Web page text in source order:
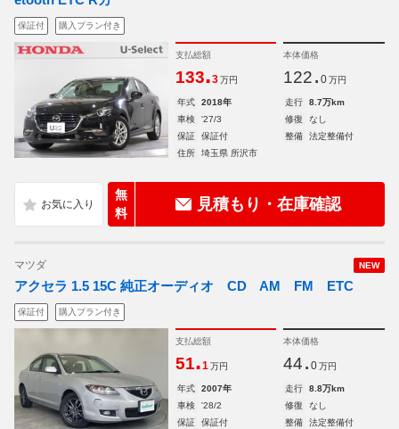
保証付 購入プラン付き
支払総額
133.3 万円
本体価格
122. 0 万円
年式 2018年 走行
8.7万km
車検
'27/3 修復
なし
保証
保証付 整備
法定整備付
住所
埼玉県 所沢市
無
料
見積もり・在庫確認
NEW
マツダ
アクセラ 1.5 15C 純正オーディオ CD AM FM ETC
保証付 購入プラン付き
支払総額
51.1 万円
本体価格
44. 0 万円
年式 2007年 走行
8.8万km
車検
'28/2 修復
なし
保証
保証付 整備
法定整備付